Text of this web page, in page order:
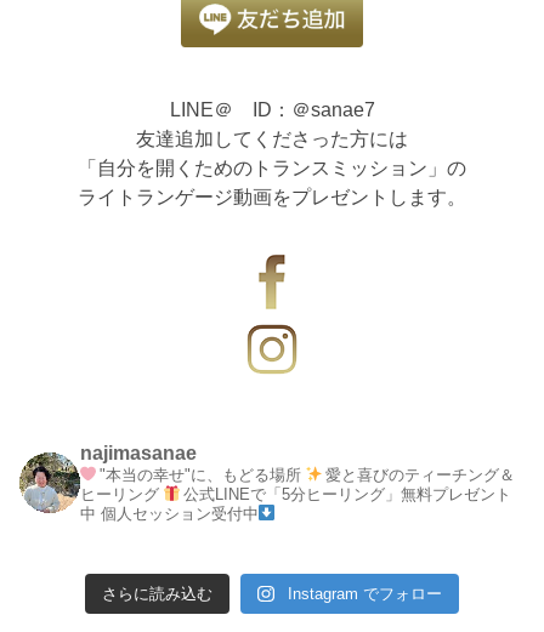
LINE＠ ID：＠sanae7
友達追加してくださった方には
「自分を開くためのトランスミッション」の
ライトランゲージ動画をプレゼントします。
najimasanae
"本当の幸せ"に、もどる場所
愛と喜びのティーチング＆
ヒーリング
公式LINEで「5分ヒーリング」無料プレゼント
中 個人セッション受付中
さらに読み込む Instagram でフォロー